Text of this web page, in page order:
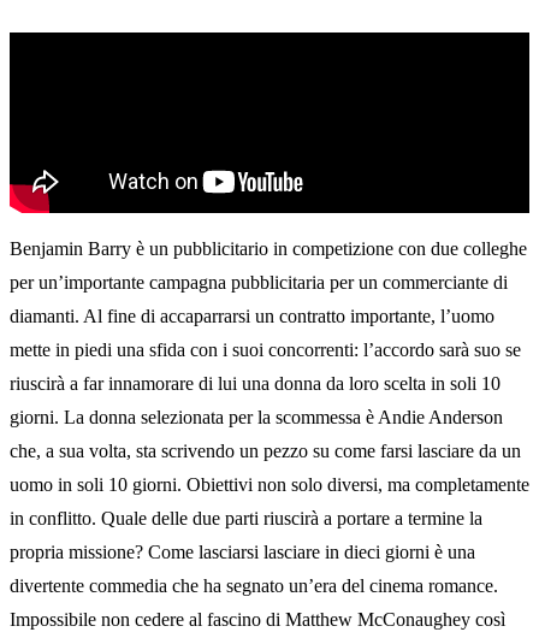
Benjamin Barry è un pubblicitario in competizione con due colleghe
per un’importante campagna pubblicitaria per un commerciante di
diamanti. Al fine di accaparrarsi un contratto importante, l’uomo
mette in piedi una sfida con i suoi concorrenti: l’accordo sarà suo se
riuscirà a far innamorare di lui una donna da loro scelta in soli 10
giorni. La donna selezionata per la scommessa è Andie Anderson
che, a sua volta, sta scrivendo un pezzo su come farsi lasciare da un
uomo in soli 10 giorni. Obiettivi non solo diversi, ma completamente
in conflitto. Quale delle due parti riuscirà a portare a termine la
propria missione? Come lasciarsi lasciare in dieci giorni è una
divertente commedia che ha segnato un’era del cinema romance.
Impossibile non cedere al fascino di Matthew McConaughey così